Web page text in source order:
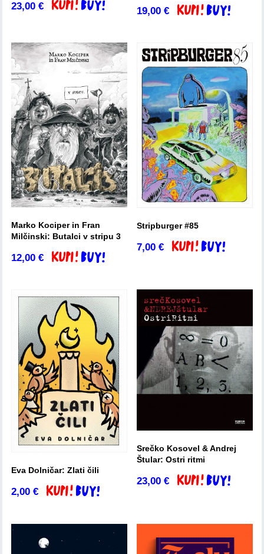
23,00€ Dodaj v košarico 19,00€ Dodaj v košarico
Marko Kociper in Fran
Milčinski: Butalci v stripu 3
12,00€ Dodaj v košarico
Stripburger #85
7,00€ Dodaj v košarico
Eva Dolničar: Zlati čili
2,00€ Dodaj v košarico
Srečko Kosovel & Andrej
Štular: Ostri ritmi
23,00€ Dodaj v košarico